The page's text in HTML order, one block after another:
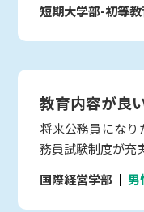
短期大学部-初等
教育内容が良
将来公務員になり
務員試験制度が充
国際経営学部
男